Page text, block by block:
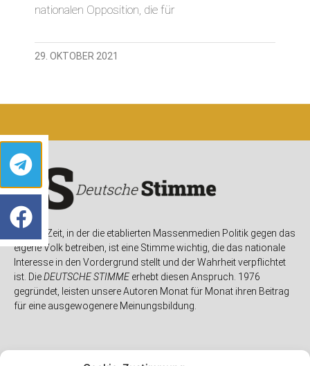
nationalen Opposition, die für
29. OKTOBER 2021
In einer Zeit, in der die etablierten Massenmedien Politik gegen das
eigene Volk betreiben, ist eine Stimme wichtig, die das nationale
Interesse in den Vordergrund stellt und der Wahrheit verpflichtet
ist. DieDEUTSCHE STIMMEerhebt diesen Anspruch. 1976
gegründet, leisten unsere Autoren Monat für Monat ihren Beitrag
für eine ausgewogenere Meinungsbildung.